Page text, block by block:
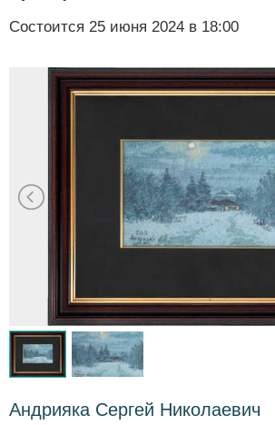
Состоится 25 июня 2024 в 18:00
Андрияка Сергей Николаевич